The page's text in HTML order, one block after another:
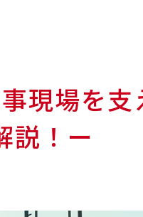
現場を
説！ー